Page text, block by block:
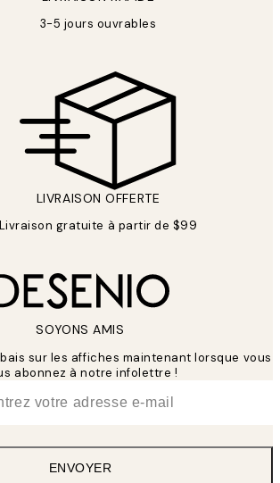
3-5 jours ouvrables
LIVRAISON OFFERTE
Livraison gratuite à partir de $99
SOYONS AMIS
sur les affiches maintenant lorsque vous
abonnez à notre infolettre !
ENVOYER